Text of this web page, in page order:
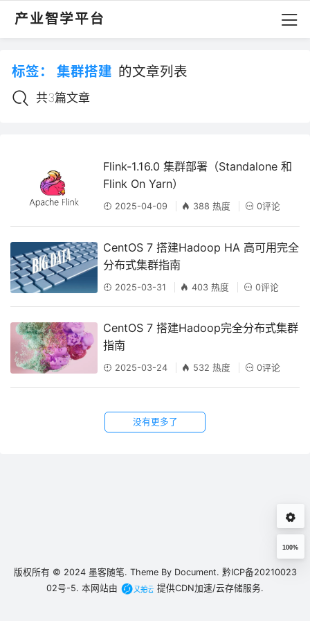
产业智学平台
标签： 集群搭建 的文章列表
共3篇文章
Flink-1.16.0 集群部署（Standalone 和
Flink On Yarn）
2025-04-09 388 热度 0评论
‌CentOS 7 搭建Hadoop HA 高可用完全
分布式集群指南‌
2025-03-31 403 热度 0评论
‌CentOS 7 搭建Hadoop完全分布式集群
指南‌
2025-03-24 532 热度 0评论
没有更多了
100%
版权所有 © 2024 墨客随笔. Theme By Document. 黔ICP备20210023
02号-5. 本网站由 提供CDN加速/云存储服务.